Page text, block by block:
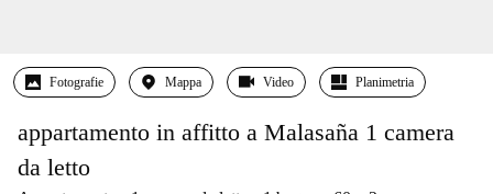
Fotografie Mappa Video Planimetria
appartamento in affitto a Malasaña 1 camera
da letto